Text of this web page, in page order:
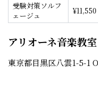
受験対策ソルフ
ェージュ
¥11,550
アリオーネ音楽教
東京都目黒区八雲1-5-1